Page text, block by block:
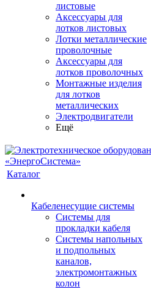
листовые
Аксессуары для
лотков листовых
Лотки металлические
проволочные
Аксессуары для
лотков проволочных
Монтажные изделия
для лотков
металлических
Электродвигатели
Ещё
Каталог
Кабеленесущие системы
Системы для
прокладки кабеля
Системы напольных
и подпольных
каналов,
электромонтажных
колон